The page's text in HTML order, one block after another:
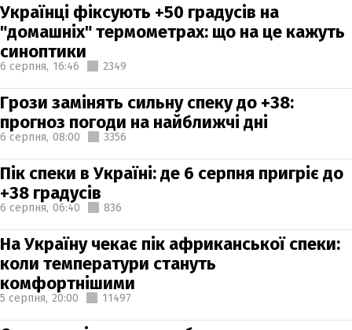
Українці фіксують +50 градусів на
"домашніх" термометрах: що на це кажуть
синоптики
6 серпня, 16:46 2349
Грози замінять сильну спеку до +38:
прогноз погоди на найближчі дні
6 серпня, 08:00 3356
Пік спеки в Україні: де 6 серпня пригріє до
+38 градусів
6 серпня, 06:40 836
На Україну чекає пік африканської спеки:
коли температури стануть
комфортнішими
5 серпня, 20:00 11497